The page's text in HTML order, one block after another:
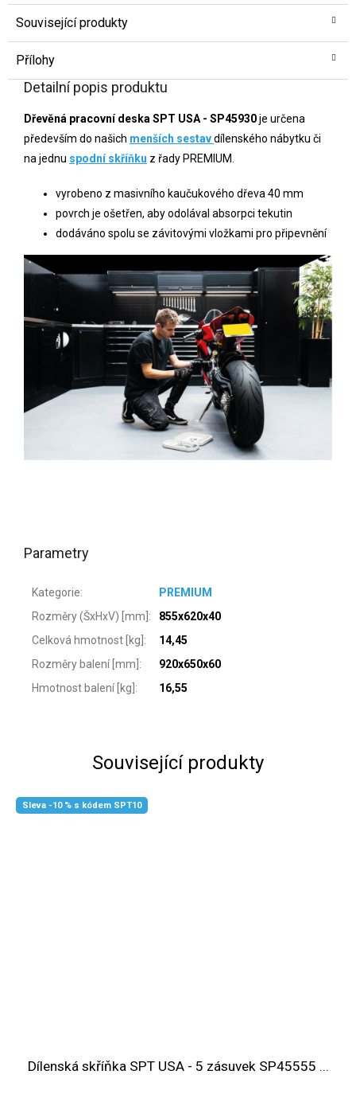
Související produkty
Přílohy
Detailní popis produktu
Dřevěná pracovní deska SPT USA - SP45930je určena
především do našich menších sestavdílenského nábytku či
na jednu spodní skříňku z řady PREMIUM.
vyrobeno z masivního kaučukového dřeva 40 mm
povrch je ošetřen, aby odolával absorpci tekutin
dodáváno spolu se závitovými vložkami pro připevnění
Parametry
Kategorie:
PREMIUM
Rozměry (ŠxHxV) [mm] :
855x620x40
Celková hmotnost [kg] :
14,45
Rozměry balení [mm] :
920x650x60
Hmotnost balení [kg] : 16,55
Související produkty
Sleva -10 % s kódem SPT10
Dílenská skříňka SPT USA - 5 zásuvek SP45555 ...